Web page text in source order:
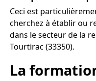
Ceci est
cherchez à établir ou
dans le secteur de la
Tourtirac (33350).
La